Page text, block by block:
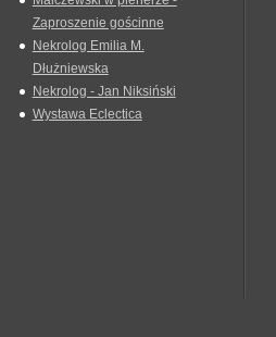
Zaproszenie gościnne
Nekrolog Emilia M.
Dłużniewska
Nekrolog - Jan Niksiński
Wystawa Eclectica